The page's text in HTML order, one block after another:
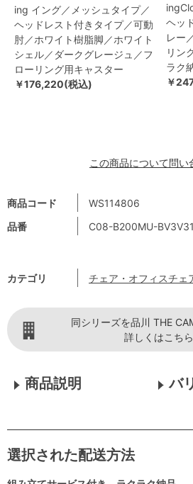
商品コード
WS114806
品番
C08-B200MU-BV3V31
カテゴリ チェア・オフィスチェ
ing イング／メッシュタイプ／
ヘッドレスト付きタイプ／可動
肘／ホワイト樹脂脚／ホワイト
シェル／ダークグレージュ／フ
ローリング用キャスター
￥176,220(税込)
ヘッ
レー
リン
ラク
￥
この商品について問い
同シリーズを品川 THE
詳しくはこちら
商品説明 バ
選択された配送方法